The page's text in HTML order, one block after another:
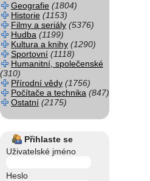
Geografie (1804)
Historie (1153)
Filmy a seriály (5376)
Hudba (1199)
Kultura a knihy (1290)
Sportovní (1118)
Humanitní, společenské
(310)
Přírodní vědy (1756)
Počítače a technika (847)
Ostatní (2175)
Přihlaste se
Uživatelské jméno
Heslo